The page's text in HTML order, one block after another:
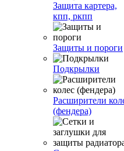
Защита картера,
кпп, ркпп
Защиты и пороги
Подкрылки
Расширители
(фендера)